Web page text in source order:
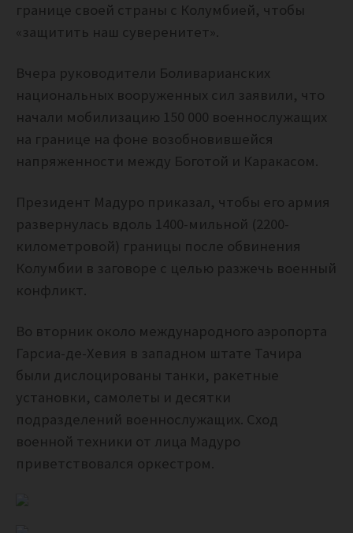
границе своей страны с Колумбией, чтобы
«защитить наш суверенитет».
Вчера руководители Боливарианских
национальных вооруженных сил заявили, что
начали мобилизацию 150 000 военнослужащих
на границе на фоне возобновившейся
напряженности между Боготой и Каракасом.
Президент Мадуро приказал, чтобы его армия
развернулась вдоль 1400-мильной (2200-
километровой) границы после обвинения
Колумбии в заговоре с целью разжечь военный
конфликт.
Во вторник около международного аэропорта
Гарсиа-де-Хевия в западном штате Тачира
были дислоцированы танки, ракетные
установки, самолеты и десятки
подразделений военнослужащих. Сход
военной техники от лица Мадуро
приветствовался оркестром.